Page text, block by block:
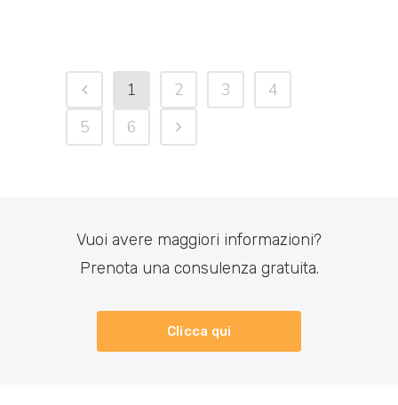
1 2 3
4
5
6
Vuoi avere maggiori informazioni?
Prenota una consulenza gratuita.
Clicca qui